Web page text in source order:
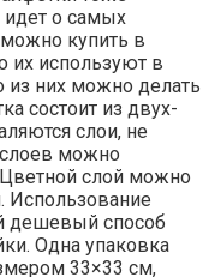
идет о самых
купить в
их используют в
из них можно делать
состоит из двух-
слои, не
можно
слой можно
Использование
дешевый способ
Одна упаковка
33×33 см,